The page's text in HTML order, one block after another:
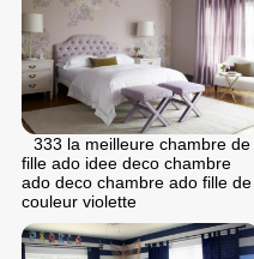
333 la meilleure chambre de
fille ado idee deco chambre
ado deco chambre ado fille de
couleur violette